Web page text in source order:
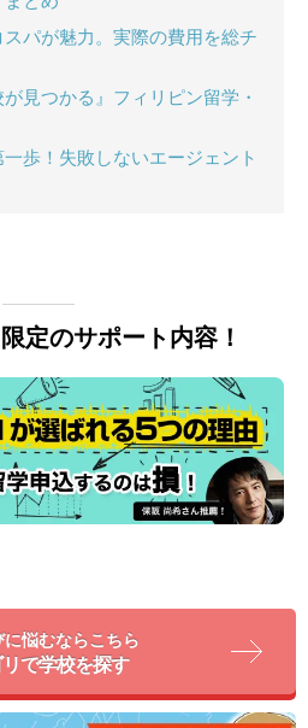
パが魅力。実際の費用を総チ
が見つかる』フィリピン留学・
歩！失敗しないエージェント
定のサポート内容！
に悩むならこちら
で学校を探す